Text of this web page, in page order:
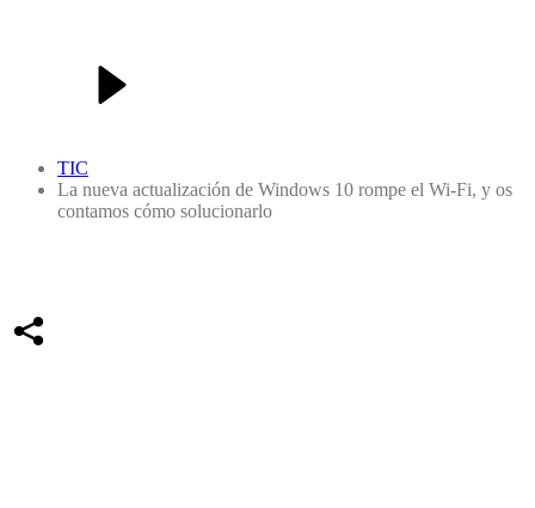
TIC
La nueva actualización de Windows 10 rompe el Wi-Fi, y os
contamos cómo solucionarlo